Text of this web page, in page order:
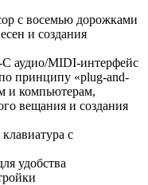
с восемью дорожками
и создания
аудио/MIDI-интерфейс
принципу «plug-and-
и компьютерам,
вещания и создания
с
удобства